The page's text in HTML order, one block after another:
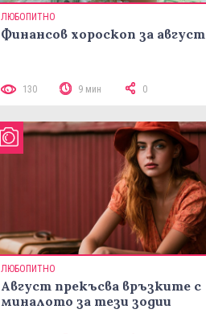
ЛЮБОПИТНО
Финансов хороскоп за август
130 9 мин 0
ЛЮБОПИТНО
Август прекъсва връзките с
миналото за тези зодии